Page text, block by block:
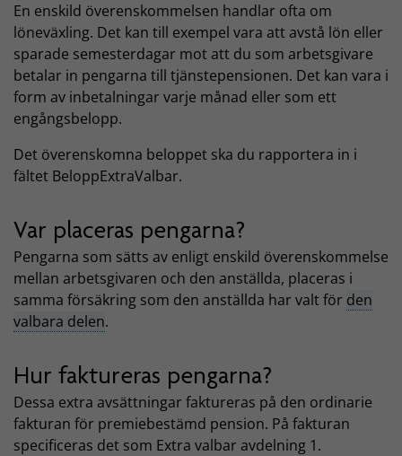
En enskild överenskommelsen handlar ofta om
löneväxling. Det kan till exempel vara att avstå lön eller
sparade semesterdagar mot att du som arbetsgivare
betalar in pengarna till tjänstepensionen. Det kan vara i
form av inbetalningar varje månad eller som ett
engångsbelopp.
Det överenskomna beloppet ska du rapportera in i
fältet BeloppExtraValbar.
Var placeras pengarna?
Pengarna som sätts av enligt enskild överenskommelse
mellan arbetsgivaren och den anställda, placeras i
samma försäkring som den anställda har valt för den
valbara delen.
Hur faktureras pengarna?
Dessa extra avsättningar faktureras på den ordinarie
fakturan för premiebestämd pension. På fakturan
specificeras det som Extra valbar avdelning 1.